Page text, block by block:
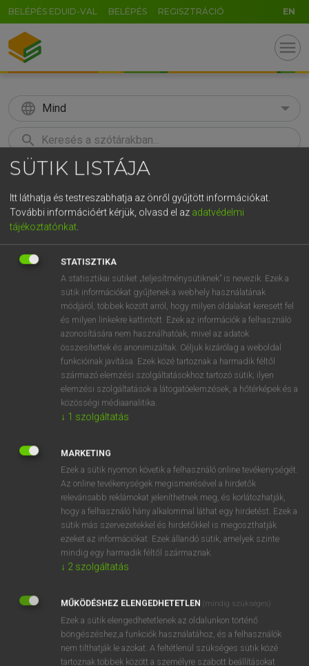
BELÉPÉS EDUID-VAL BELÉPÉS REGISZTRÁCIÓ EN
menu
language Mind
search
KERESÉS
Európai uniós terminológiai szótár
VAN ELŐFIZETÉSED?
Van előfizetésem a teljes szócikk megtekintéséhez.
BELÉPÉS
NINCS ELŐFIZETÉSED?
Nincs regisztrációm és előfizetésem. A szótár 2 órás,
díjmentes próbaverziójának elindításához regisztrálok és
belépek.
REGISZTRÁCIÓ
EURÓPAI UNIÓS TERMINOLÓGIAI SZÓTÁR
Kapcsolódó anyagok
SÜTIK LISTÁJA
Itt láthatja és testreszabhatja az önről gyűjtött információkat.
További információért kérjük, olvasd el az adatvédelmi
tájékoztatónkat.
STATISZTIKA
A statisztikai sütiket „teljesítménysütiknek” is nevezik. Ezek a
sütik információkat gyűjtenek a webhely használatának
módjáról, többek között arról, hogy milyen oldalakat keresett fel
és milyen linkekre kattintott. Ezek az információk a felhasználó
azonosítására nem használhatóak, mivel az adatok
összesítettek és anonimizáltak. Céljuk kizárólag a weboldal
funkcióinak javítása. Ezek közé tartoznak a harmadik féltől
származó elemzési szolgáltatásokhoz tartozó sütik; ilyen
elemzési szolgáltatások a látogatóelemzések, a hőtérképek és a
közösségi médiaanalitika.
↓ 1 szolgáltatás
MARKETING
Ezek a sütik nyomon követik a felhasználó online tevékenységét.
Az online tevékenységek megismerésével a hirdetők
relevánsabb reklámokat jeleníthetnek meg, és korlátozhatják,
hogy a felhasználó hány alkalommal láthat egy hirdetést. Ezek a
sütik más szervezetekkel és hirdetőkkel is megoszthatják
ezeket az információkat. Ezek állandó sütik, amelyek szinte
mindig egy harmadik féltől származnak.
↓ 2 szolgáltatás
MŰKÖDÉSHEZ ELENGEDHETETLEN (mindig szükséges)
Ezek a sütik elengedhetetlenek az oldalunkon történő
böngészéshez,a funkciók használatához, és a felhasználók
nem tilthatják le azokat. A feltétlenül szükséges sütik közé
tartoznak többek között a személyre szabott beállításokat
GR
t z u i o p
g h j k l é á ű Ω
n m , . AltGr